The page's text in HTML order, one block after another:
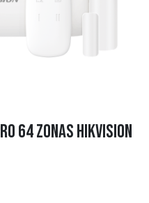
64 Zonas HIKVISION